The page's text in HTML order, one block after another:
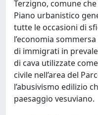
Terzigno, comune
Piano urbanistico
tutte le occasioni di
l’economia
di immigrati in
di cava utilizzate
civile nell’area del
l’abusivismo edilizio
paesaggio vesuviano.